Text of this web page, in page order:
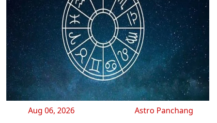
Aug 06, 2026 Astro Panchang